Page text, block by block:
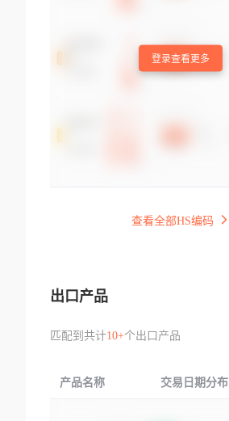
登录查看更多
查看全部HS编码
出口产品
匹配到共计10+个出口产品
产品名称 交易日期分布